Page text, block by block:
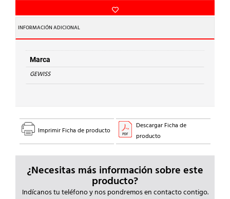
INFORMACIÓN ADICIONAL
Marca
GEWISS
Imprimir Ficha de producto
Descargar Ficha de
producto
¿Necesitas más información sobre este
producto?
Indícanos tu teléfono y nos pondremos en contacto contigo.